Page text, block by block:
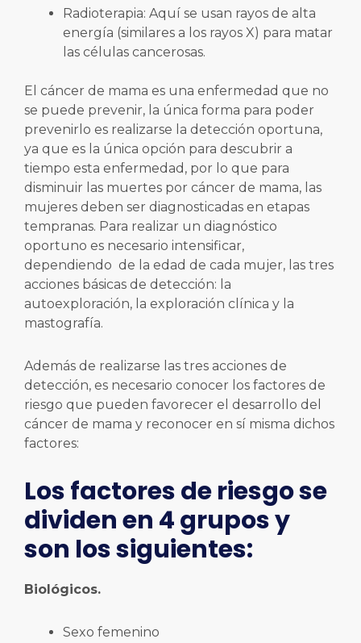
Radioterapia: Aquí se usan rayos de alta
energía (similares a los rayos X) para matar
las células cancerosas.
El cáncer de mama es una enfermedad que no
se puede prevenir, la única forma para poder
prevenirlo es realizarse la detección oportuna,
ya que es la única opción para descubrir a
tiempo esta enfermedad, por lo que para
disminuir las muertes por cáncer de mama, las
mujeres deben ser diagnosticadas en etapas
tempranas. Para realizar un diagnóstico
oportuno es necesario intensificar,
dependiendo de la edad de cada mujer, las tres
acciones básicas de detección: la
autoexploración, la exploración clínica y la
mastografía.
Además de realizarse las tres acciones de
detección, es necesario conocer los factores de
riesgo que pueden favorecer el desarrollo del
cáncer de mama y reconocer en sí misma dichos
factores:
Los factores de riesgo se
dividen en 4 grupos y
son los siguientes:
Biológicos.
Sexo femenino